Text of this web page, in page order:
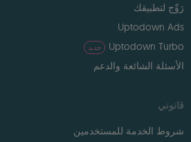
رَوِّج لتطبيقك
Uptodown Ads
Uptodown Turbo
جديد
الأسئلة الشائعة والدعم
قانوني
شروط الخدمة للمستخدمين